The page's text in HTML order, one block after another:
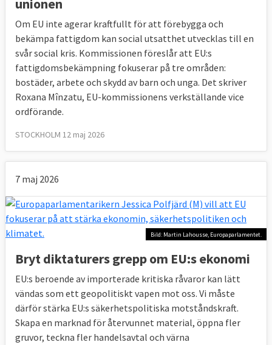
unionen
Om EU inte agerar kraftfullt för att förebygga och
bekämpa fattigdom kan social utsatthet utvecklas till en
svår social kris. Kommissionen föreslår att EU:s
fattigdomsbekämpning fokuserar på tre områden:
bostäder, arbete och skydd av barn och unga. Det skriver
Roxana Mînzatu, EU-kommissionens verkställande vice
ordförande.
STOCKHOLM 12 maj 2026
7 maj 2026
Bild: Martin Lahousse, Europaparlamentet.
Bryt diktaturers grepp om EU:s ekonomi
EU:s beroende av importerade kritiska råvaror kan lätt
vändas som ett geopolitiskt vapen mot oss. Vi måste
därför stärka EU:s säkerhetspolitiska motståndskraft.
Skapa en marknad för återvunnet material, öppna fler
gruvor, teckna fler handelsavtal och värna